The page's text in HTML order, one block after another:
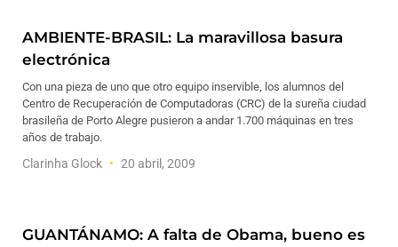
AMBIENTE-BRASIL: La maravillosa basura
electrónica
Con una pieza de uno que otro equipo inservible, los alumnos del
Centro de Recuperación de Computadoras (CRC) de la sureña ciudad
brasileña de Porto Alegre pusieron a andar 1.700 máquinas en tres
años de trabajo.
Clarinha Glock 20 abril, 2009
GUANTÁNAMO: A falta de Obama, bueno es